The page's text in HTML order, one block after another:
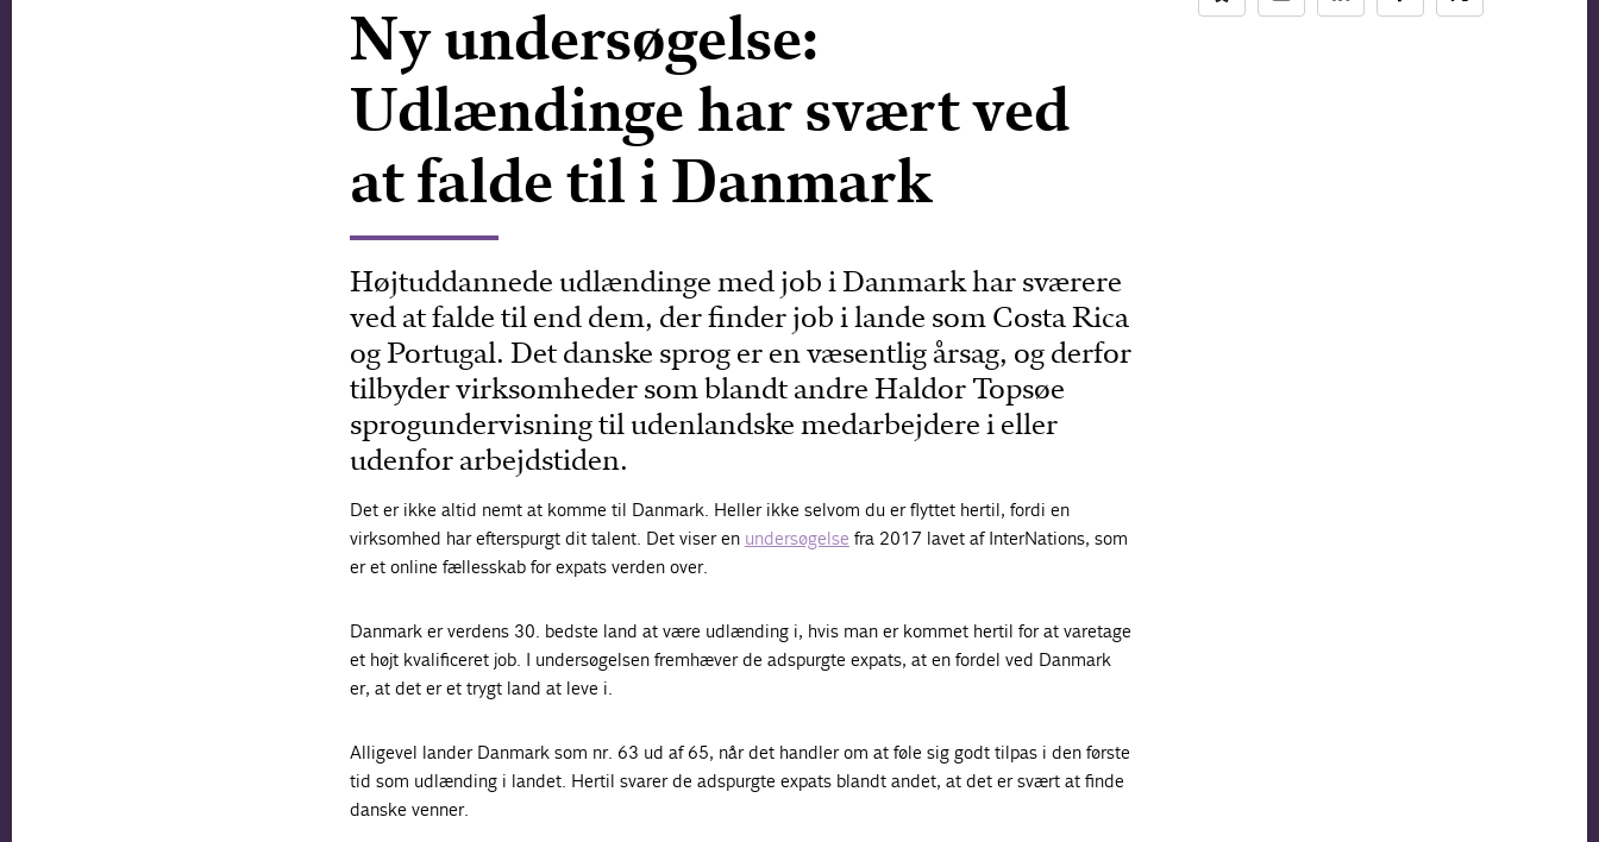
Ny undersøgelse:
Udlændinge har svært ved
at falde til i Danmark
Højtuddannede udlændinge med job i Danmark har sværere
ved at falde til end dem, der finder job i lande som Costa Rica
og Portugal. Det danske sprog er en væsentlig årsag, og derfor
tilbyder virksomheder som blandt andre Haldor Topsøe
sprogundervisning til udenlandske medarbejdere i eller
udenfor arbejdstiden.
Det er ikke altid nemt at komme til Danmark. Heller ikke selvom du er flyttet hertil, fordi en
virksomhed har efterspurgt dit talent. Det viser en undersøgelse fra 2017 lavet af InterNations, som
er et online fællesskab for expats verden over.
Danmark er verdens 30. bedste land at være udlænding i, hvis man er kommet hertil for at varetage
et højt kvalificeret job. I undersøgelsen fremhæver de adspurgte expats, at en fordel ved Danmark
er, at det er et trygt land at leve i.
Alligevel lander Danmark som nr. 63 ud af 65, når det handler om at føle sig godt tilpas i den første
tid som udlænding i landet. Hertil svarer de adspurgte expats blandt andet, at det er svært at finde
danske venner.